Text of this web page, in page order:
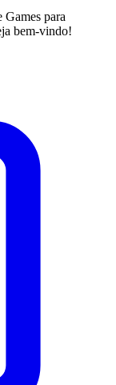
para
bem-vindo!